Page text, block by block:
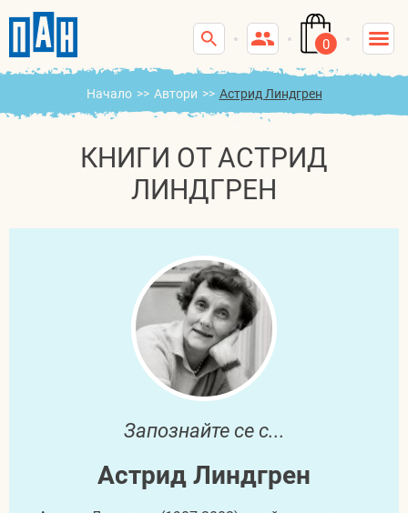
0
Начало >> Автори >> Астрид Линдгрен
КНИГИ ОТ АСТРИД
ЛИНДГРЕН
Запознайте се с...
Астрид Линдгрен